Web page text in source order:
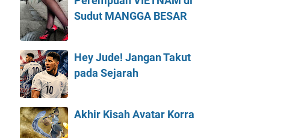
Sudut MANGGA BESAR
Hey Jude! Jangan Takut
pada Sejarah
Akhir Kisah Avatar Korra